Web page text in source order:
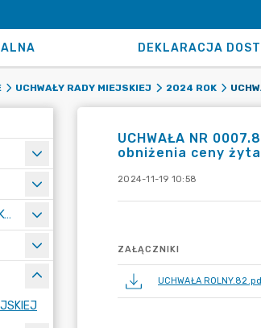
DEKLARACJA
UCHWAŁY RADY MIEJSKIEJ 2024 ROK
URZĄD GMINY I MIASTA W TULISZKOWIE
UCHWAŁA NR
obniżenia ceny
2024-11-19 10:58
ZAŁĄCZNIKI
UCHWAŁA